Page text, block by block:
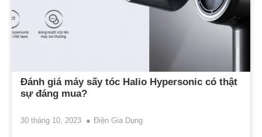
Đánh giá máy sấy tóc Halio Hypersonic có thật
sự đáng mua?
30 tháng 10, 2023 Điện Gia Dụng